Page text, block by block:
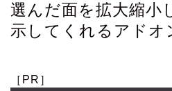
選んだ面を拡大縮小
示してくれるアドオ
［PR］